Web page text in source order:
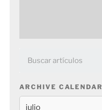
ARCHIVE CALENDAR